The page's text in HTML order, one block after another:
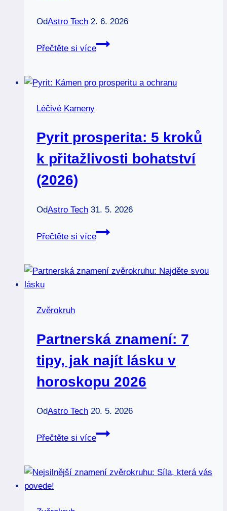
OdAstro Tech 2. 6. 2026
Přečtěte si více
Čínské
5
2026
Léčivé Kameny
Pyrit prosperita: 5 kroků
k přitažlivosti bohatství
(2026)
OdAstro Tech 31. 5. 2026
Přečtěte si více
Pyrit
kroků
Zvěrokruh
Partnerská znamení: 7
tipy, jak najít lásku v
horoskopu 2026
OdAstro Tech 20. 5. 2026
Přečtěte si více
Partnerská
tipy,